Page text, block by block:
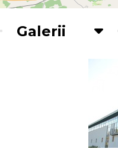
Galerii